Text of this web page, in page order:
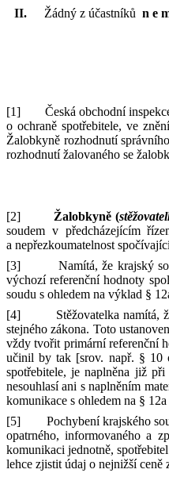
Žádný z účastníků
[1]
Česká obchodní
o ochraně spotřebitele, ve
Žalobkyně rozhodnutí
rozhodnutí žalovaného se
[2]
Žalobkyně (
soudem v předcházejícím
a nepřezkoumatelnost
[3]
Namítá, že krajský
výchozí referenční hodnoty
soudu s ohledem na výklad §
[4]
Stěžovatelka namítá,
stejného zákona. Toto
vždy tvořit primární referenční
učinil by tak [srov. např. § 10
spotřebitele, je naplněna již
nesouhlasí ani s naplněním
komunikace s ohledem na §
[5]
Pochybení krajského
opatrného, informovanéhoa
komunikaci jednotně,
lehce zjistit údaj o nejnižší ceně